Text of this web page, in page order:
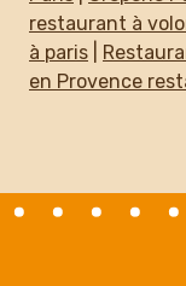
restaurant à
à paris
en Provence